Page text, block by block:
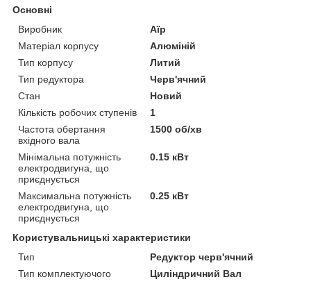
Основні
Виробник
Аїр
Матеріал корпусу
Алюміній
Тип корпусу
Литий
Тип редуктора
Черв'ячний
Стан
Новий
Кількість робочих ступенів
1
Частота обертання
вхідного вала
1500 об/хв
Мінімальна потужність
електродвигуна, що
приєднується
0.15 кВт
Максимальна потужність
електродвигуна, що
приєднується
0.25 кВт
Користувальницькі характеристики
Тип
Редуктор черв'ячний
Тип комплектуючого
Циліндричний Вал